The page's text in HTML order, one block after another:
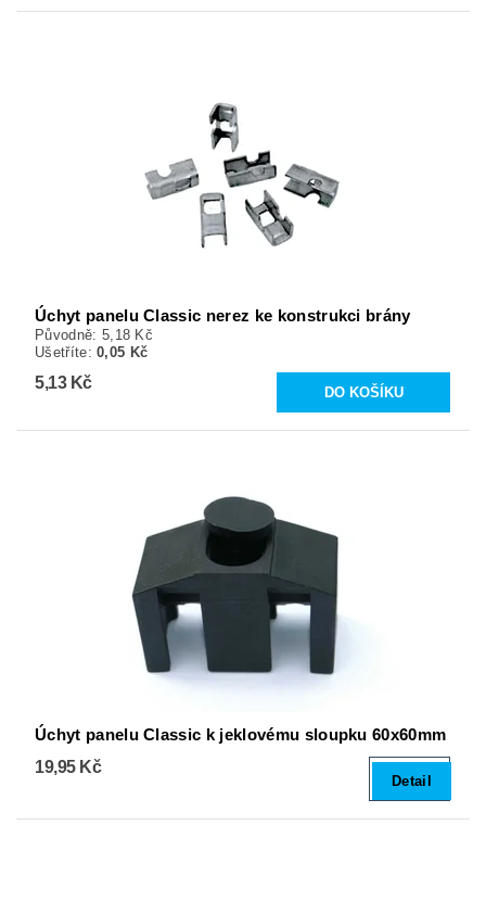
Úchyt panelu Classic nerez ke konstrukci brány
Původně: 5,18 Kč
Ušetříte:0,05 Kč
5,13 Kč
Úchyt panelu Classic k jeklovému sloupku 60x60mm
19,95 Kč
Detail